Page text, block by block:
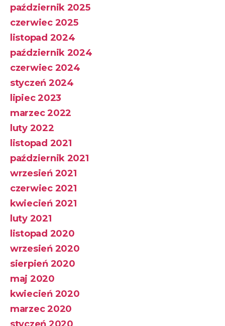
październik 2025
czerwiec 2025
listopad 2024
październik 2024
czerwiec 2024
styczeń 2024
lipiec 2023
marzec 2022
luty 2022
listopad 2021
październik 2021
wrzesień 2021
czerwiec 2021
kwiecień 2021
luty 2021
listopad 2020
wrzesień 2020
sierpień 2020
maj 2020
kwiecień 2020
marzec 2020